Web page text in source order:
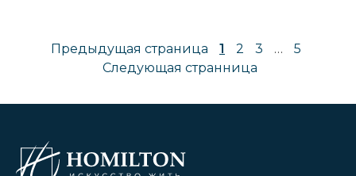
Предыдущая страница 1 2 3 …
5
Следующая странница